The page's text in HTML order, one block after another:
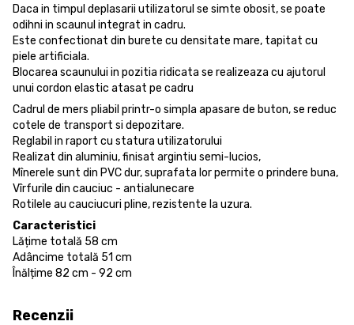
Daca in timpul deplasarii utilizatorul se simte obosit, se poate
odihni in scaunul integrat in cadru.
Este confectionat din burete cu densitate mare, tapitat cu
piele artificiala.
Blocarea scaunului in pozitia ridicata se realizeaza cu ajutorul
unui cordon elastic atasat pe cadru
Cadrul de mers pliabil printr-o simpla apasare de buton, se reduc
cotele de transport si depozitare.
Reglabil in raport cu statura utilizatorului
Realizat din aluminiu, finisat argintiu semi-lucios,
Mînerele sunt din PVC dur, suprafata lor permite o prindere buna,
Vîrfurile din cauciuc - antialunecare
Rotilele au cauciucuri pline, rezistente la uzura.
Caracteristici
Lățime totală 58 cm
Adâncime totală 51 cm
Înălțime 82 cm - 92 cm
Recenzii